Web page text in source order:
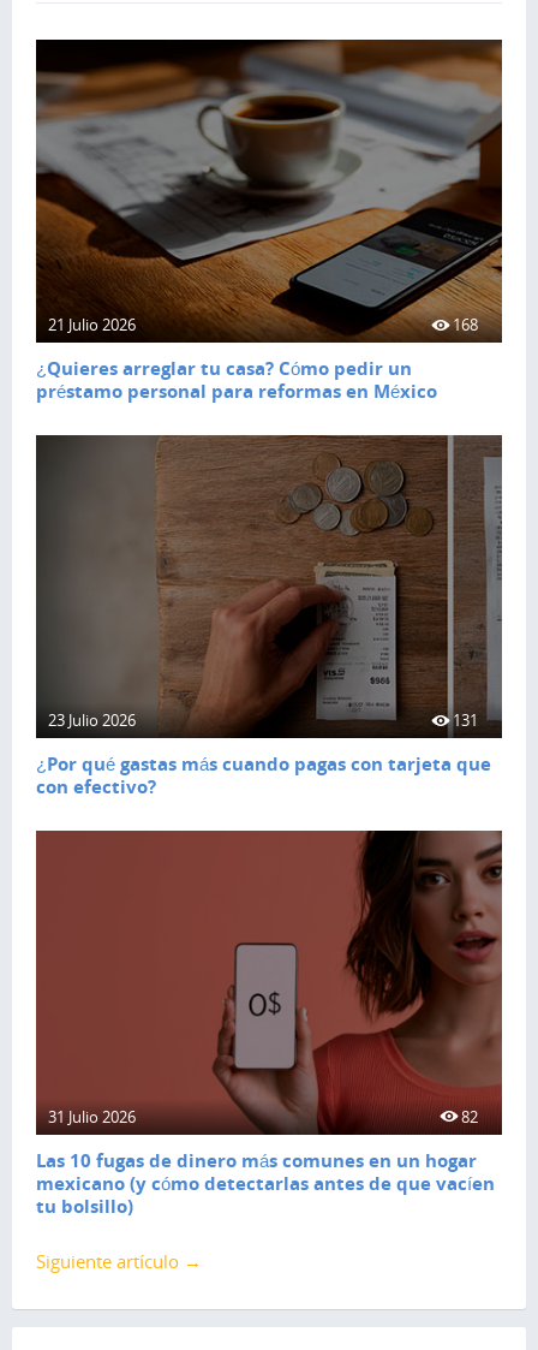
21 Julio 2026 168
¿Quieres arreglar tu casa? Cómo pedir un
préstamo personal para reformas en México
23 Julio 2026 131
¿Por qué gastas más cuando pagas con tarjeta que
con efectivo?
31 Julio 2026 82
Las 10 fugas de dinero más comunes en un hogar
mexicano (y cómo detectarlas antes de que vacíen
tu bolsillo)
Siguiente artículo →